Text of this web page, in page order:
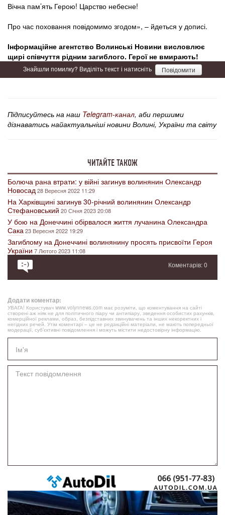
Вічна пам’ять Герою! Царство небесне!
Про час поховання повідомимо згодом», – йдеться у дописі.
Інформаційне агентство Волинські Новини висловлює
щирі співчуття рідним загиблого. Герої не вмирають!
Знайшли помилку? Виділіть текст і натисніть Повідомити
Підписуйтесь на наш Telegram-канал, аби першими
дізнаватись найактуальніші новини Волині, України та світу
ЧИТАЙТЕ ТАКОЖ
Болюча рана втрати: у війні загинув волинянин Олександр
Новосад28 Вересня 2022 11:29
На Харківщині загинув 30-річний волинянин Олександр
Стефановський20 Січня 2023 20:08
У бою на Донеччині обірвалося життя лучанина Олександра
Сака23 Вересня 2022 19:29
Загиблому на Донеччині волинянину просять присвоїти Героя
України7 Лютого 2023 11:08
Коментарів: 0
Додати коментар:
УВАГА! Користувач www.volynnews.com має розуміти, що коментування на сайті
створені аж ніяк не для політичного піару чи антипіару, зведення особистих рахунків,
комерційної реклами, образ, безпідставних звинувачень та інших некоректних і
негідних речей. Утім коментарі – це не редакційні матеріали, не мають попередньої
модерації, суб’єктивні повідомлення і можуть містити недостовірну інформацію.